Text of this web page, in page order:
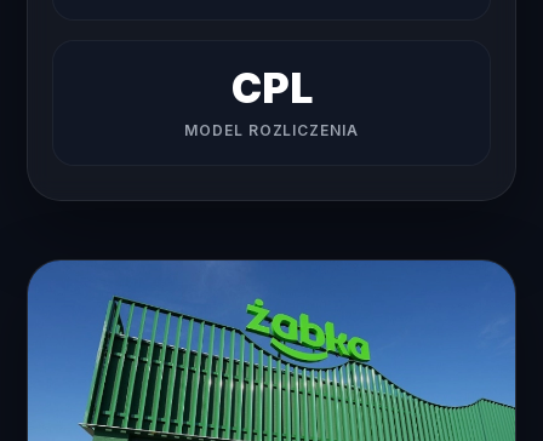
CPL
MODEL ROZLICZENIA